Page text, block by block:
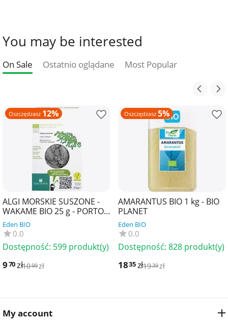
You may be interested
On Sale Ostatnio oglądane Most Popular
Oszczędzasz 12%
ALGI MORSKIE SUSZONE -
WAKAME BIO 25 g - PORTO
MUINOS
Eden BIO
0.0
Dostępność: 599 produkt(y)
970zł1099zł
Oszczędzasz 5%
AMARANTUS BIO 1 kg - BIO
PLANET
Eden BIO
0.0
Dostępność: 828 produkt(y)
1835zł1939zł
My account